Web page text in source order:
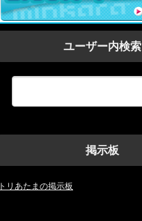
ユーザー内検索
掲示板
トリあたまの掲示板